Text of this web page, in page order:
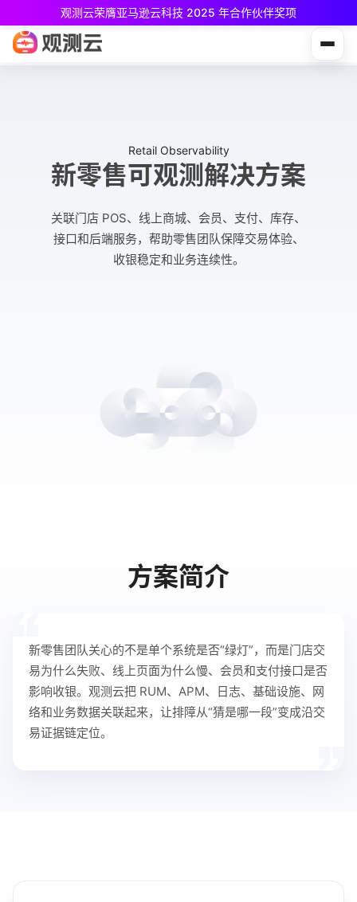
观测云荣膺亚马逊云科技 2025 年合作伙伴奖项
专为中小团队与个人开发者设计，立享强大可观测能力
Retail Observability
新零售可观测解决方案
关联门店 POS、线上商城、会员、支付、库存、
接口和后端服务，帮助零售团队保障交易体验、
收银稳定和业务连续性。
方案简介
新零售团队关心的不是单个系统是否“绿灯”，而是门店交
易为什么失败、线上页面为什么慢、会员和支付接口是否
影响收银。观测云把 RUM、APM、日志、基础设施、网
络和业务数据关联起来，让排障从“猜是哪一段”变成沿交
易证据链定位。